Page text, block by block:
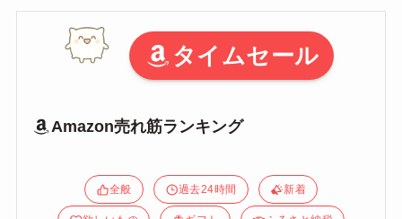
タイムセール
Amazon売れ筋ランキング
全般 過去24時間 新着